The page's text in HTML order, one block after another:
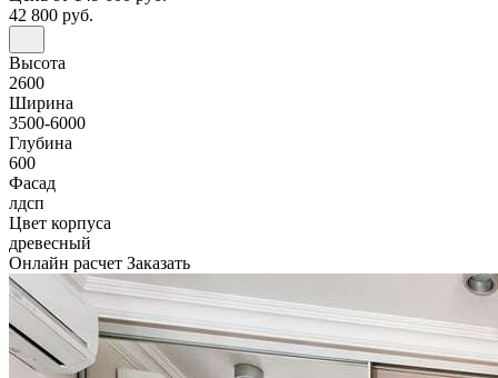
42 800 руб.
Высота
2600
Ширина
3500-6000
Глубина
600
Фасад
лдсп
Цвет корпуса
древесный
Онлайн расчет Заказать